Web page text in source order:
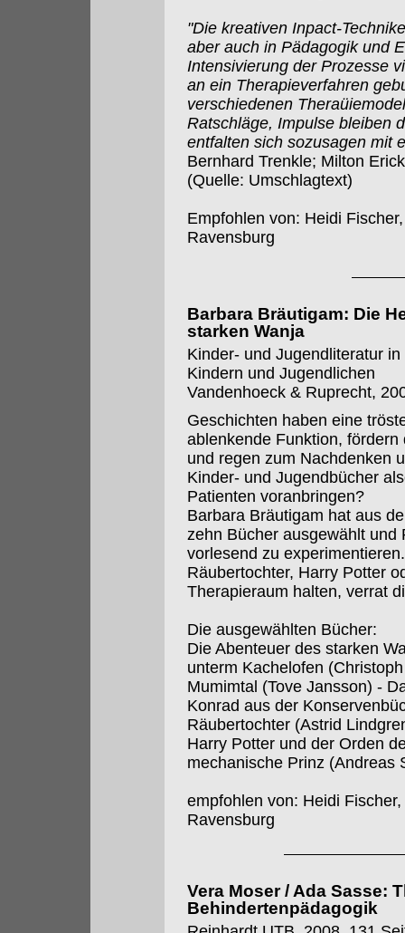
"Die kreativen Inpact-
aber auch in Pädagogik und
Intensivierung der Prozesse
an ein Therapieverfahren
verschiedenen
Ratschläge, Impulse bleiben
entfalten sich sozusagen mit
Bernhard Trenkle; Milton
(Quelle: Umschlagtext)
Empfohlen von: Heidi
Ravensburg
Barbara Bräutigam: Die
starken Wanja
Kinder- und Jugendliteratur
Kindern und Jugendlichen
Vandenhoeck & Ruprecht,
Geschichten haben eine
ablenkende Funktion,
und regen zum Nachdenken
Kinder- und Jugendbücher
Patienten voranbringen?
Barbara Bräutigam hat aus
zehn Bücher ausgewählt und
vorlesend zu
Räubertochter, Harry Potter
Therapieraum halten, verrat
Die ausgewählten Bücher:
Die Abenteuer des starken
unterm Kachelofen
Mumimtal (Tove Jansson) -
Konrad aus der
Räubertochter (Astrid
Harry Potter und der Orden
mechanische Prinz (Andreas
empfohlen von: Heidi
Ravensburg
Vera Moser / Ada Sasse:
Behindertenpädagogik